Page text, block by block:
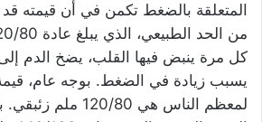
المتعلقة بالضغط تكمن في أن قيمته
كل مرة ينبض فيها القلب، يضخ الدم
يسبب زيادة في الضغط. بوجه عام،
لمعظم الناس هي